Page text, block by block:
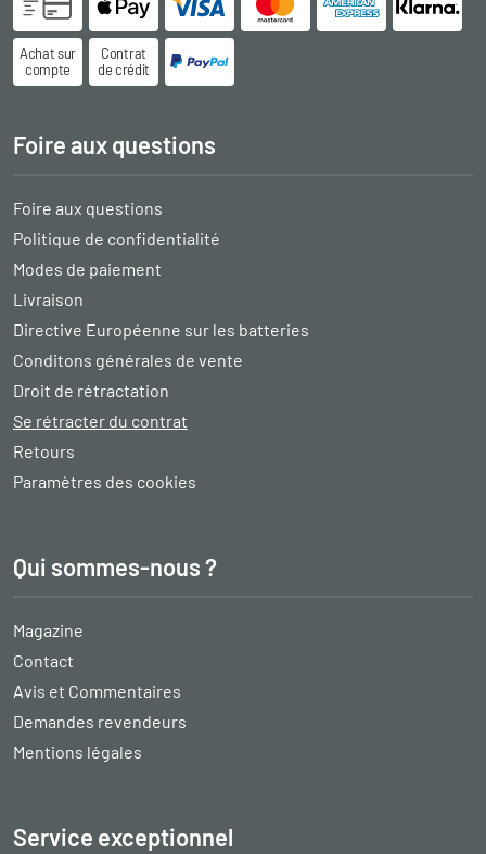
Achat sur
compte
Contrat
de crédit
Foire aux questions
Foire aux questions
Politique de confidentialité
Modes de paiement
Livraison
Directive Européenne sur les batteries
Conditons générales de vente
Droit de rétractation
Se rétracter du contrat
Retours
Paramètres des cookies
Qui sommes-nous ?
Magazine
Contact
Avis et Commentaires
Demandes revendeurs
Mentions légales
Service exceptionnel